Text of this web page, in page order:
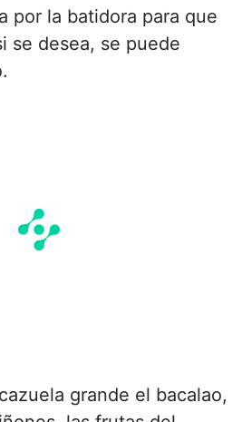
por la batidora para que
se desea, se puede
grande el bacalao,